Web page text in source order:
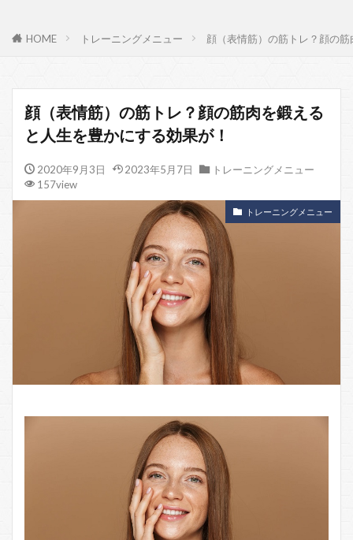
HOME トレーニングメニュー 顔（表情筋）の筋トレ？顔の
顔（表情筋）の筋トレ？顔の筋肉を鍛える
と人生を豊かにする効果が！
2020年9月3日 2023年5月7日
トレーニングメニュー
157view
トレーニングメニュー